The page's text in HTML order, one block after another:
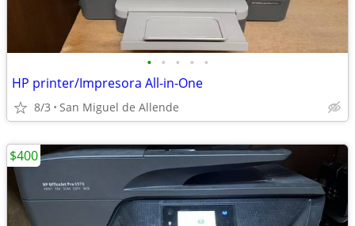
• • • • •
HP printer/Impresora All-in-One
8/3 San Miguel de Allende
$400